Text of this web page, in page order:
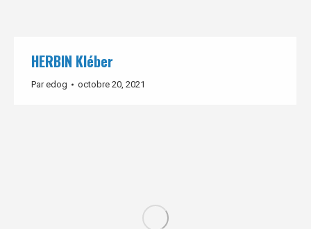
HERBIN Kléber
Paredog octobre 20, 2021